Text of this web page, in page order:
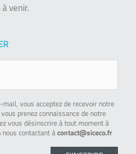
venir.
vous acceptez de recevoir notre
prenez connaissance de notre
vous désinscrire à tout moment à
contactant àcontact@siceco.fr